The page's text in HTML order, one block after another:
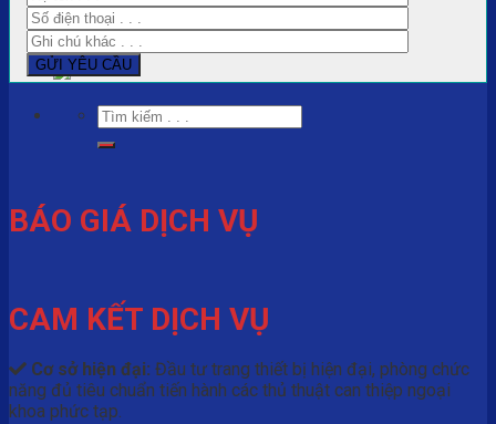
BÁO GIÁ DỊCH VỤ
CAM KẾT DỊCH VỤ
Cơ sở hiện đại: Đầu tư trang thiết bị hiện đại, phòng chức
năng đủ tiêu chuẩn tiến hành các thủ thuật can thiệp ngoại
khoa phức tạp.